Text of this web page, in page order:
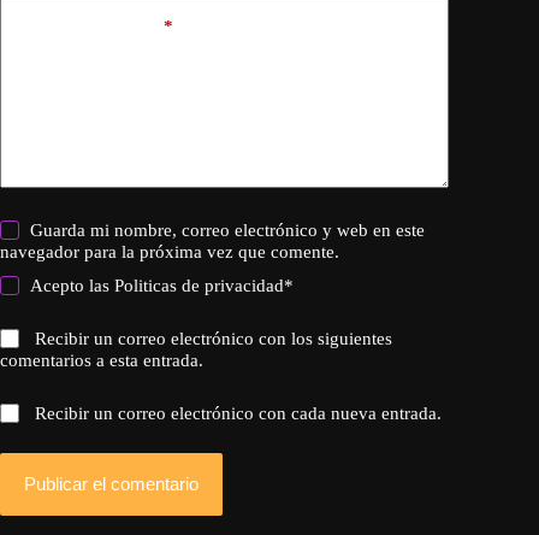
*
Guarda mi nombre, correo electrónico y web en este
navegador para la próxima vez que comente.
Acepto lasPoliticas de privacidad*
Recibir un correo electrónico con los siguientes
comentarios a esta entrada.
Recibir un correo electrónico con cada nueva entrada.
Publicar el comentario